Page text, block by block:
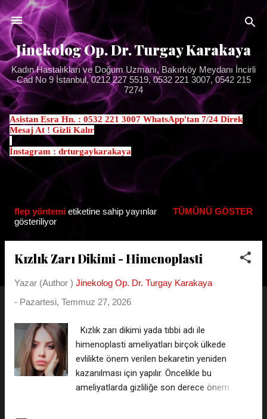
Jinekolog Op. Dr. Turgay Karakaya
Kadın Hastalıkları ve Doğum Uzmanı, Bakırköy Meydanı İncirli
Cad No 9 İstanbul, 0212 227 5519, 0532 221 3007, 0542 215
7274
Asistan Esra Hn. : 0532 221 3007 WhatsApp'tan 7/24 Direk
Mesaj At ! Gizli Kalır
İnstagram : drturgaykarakaya
K
flep yöntemi etiketine sahip yayınlar
gösteriliyor
TÜMÜNÜ GÖSTER
Kızlık Zarı Dikimi - Himenoplasti
Yazar (Author ) Jinekolog Op. Dr. Turgay Karakaya
- Pazartesi, Temmuz 27, 2026
Kızlık zarı dikimi yada tıbbi adı ile
himenoplasti ameliyatları birçok ülkede
evlilikte önem verilen bekaretin yeniden
kazanılması için yapılır. Öncelikle bu
ameliyatlarda gizliliğe son derece önem